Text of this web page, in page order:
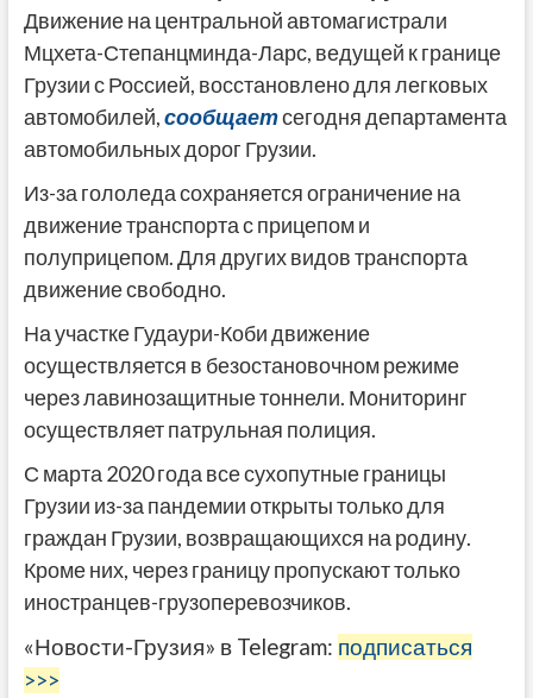
Движение на центральной автомагистрали
Мцхета-Степанцминда-Ларс, ведущей к границе
Грузии с Россией, восстановлено для легковых
автомобилей,сообщаетсегодня департамента
автомобильных дорог Грузии.
Из-за гололеда сохраняется ограничение на
движение транспорта с прицепом и
полуприцепом. Для других видов транспорта
движение свободно.
На участке Гудаури-Коби движение
осуществляется в безостановочном режиме
через лавинозащитные тоннели. Мониторинг
осуществляет патрульная полиция.
С марта 2020 года все сухопутные границы
Грузии из-за пандемии открыты только для
граждан Грузии, возвращающихся на родину.
Кроме них, через границу пропускают только
иностранцев-грузоперевозчиков.
«Новости-Грузия» в Telegram: подписаться
>>>